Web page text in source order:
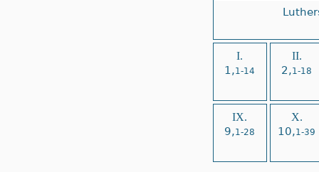
I.
1,1-14
II.
2,1-18
IX.
9,1-28
X.
10,1-39